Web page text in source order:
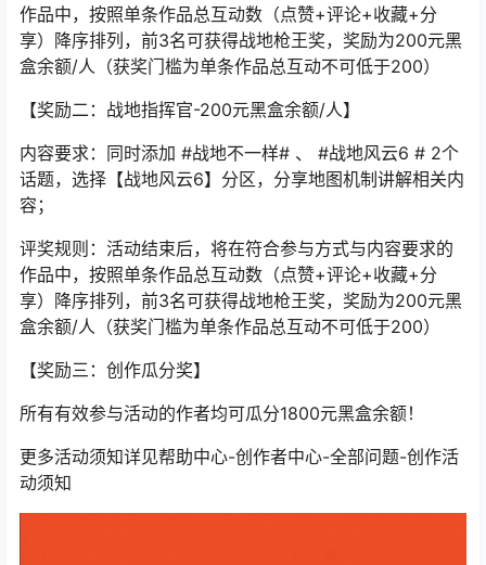
作品中，按照单条作品总互动数（点赞+评论+收藏+分
享）降序排列，前3名可获得战地枪王奖，奖励为200元黑
盒余额/人（获奖门槛为单条作品总互动不可低于200）
【奖励二：战地指挥官-200元黑盒余额/人】
内容要求：同时添加 #战地不一样# 、 #战地风云6 # 2个
话题，选择【战地风云6】分区，分享地图机制讲解相关内
容；
评奖规则：活动结束后，将在符合参与方式与内容要求的
作品中，按照单条作品总互动数（点赞+评论+收藏+分
享）降序排列，前3名可获得战地枪王奖，奖励为200元黑
盒余额/人（获奖门槛为单条作品总互动不可低于200）
【奖励三：创作瓜分奖】
所有有效参与活动的作者均可瓜分1800元黑盒余额！
更多活动须知详见帮助中心-创作者中心-全部问题-创作活
动须知